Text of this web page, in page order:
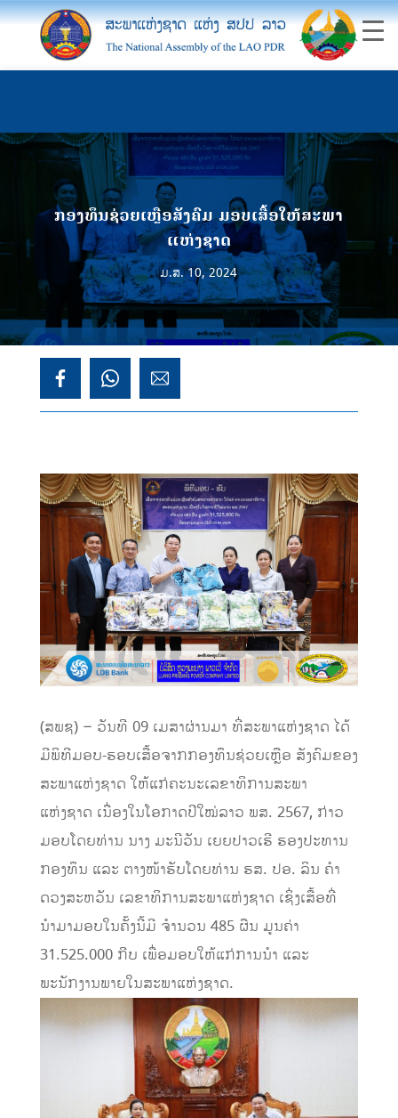
ກອງທຶນຊ່ວຍເຫຼືອສັງຄົມ ມອບເສື້ອໃຫ້ສະພາ
ແຫ່ງຊາດ
ມ.ສ. 10, 2024
(ສພຊ) – ວັນທີ 09 ເມສາຜ່ານມາ ທີ່ສະພາແຫ່ງຊາດ ໄດ້
ມີພິທີມອບ-ຮອບເສື້ອຈາກກອງທຶນຊ່ວຍເຫຼືອ ສັງຄົມຂອງ
ສະພາແຫ່ງຊາດ ໃຫ້ແກ່ຄະນະເລຂາທິການສະພາ
ແຫ່ງຊາດ ເນື່ອງໃນໂອກາດປີໃໝ່ລາວ ພສ. 2567, ກ່າວ
ມອບໂດຍທ່ານ ນາງ ມະນີວັນ ເຍຍປາວເຮີ ຮອງປະທານ
ກອງທຶນ ແລະ ຕາງໜ້າຮັບໂດຍທ່ານ ຮສ. ປອ. ລິນ ຄຳ
ດວງສະຫວັນ ເລຂາທິການສະພາແຫ່ງຊາດ ເຊິ່ງເສື້ອທີ່
ນຳມາມອບໃນຄັ້ງນີ້ມີ ຈຳນວນ 485 ຜືນ ມູນຄ່າ
31.525.000 ກີບ ເພື່ອມອບໃຫ້ແກ່ການນຳ ແລະ
ພະນັກງານພາຍໃນສະພາແຫ່ງຊາດ.